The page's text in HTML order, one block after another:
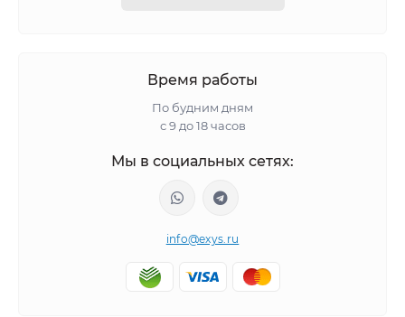
Время работы
По будним дням
с 9 до 18 часов
Мы в социальных сетях:
info@exys.ru